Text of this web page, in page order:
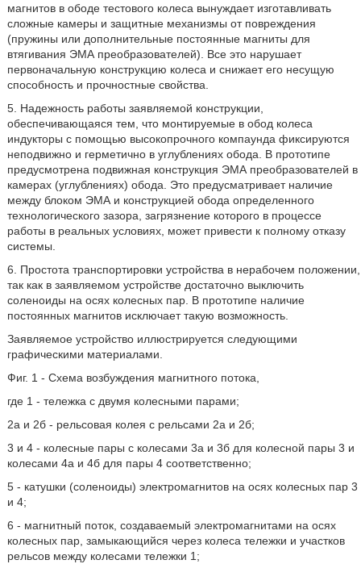
магнитов в ободе тестового колеса вынуждает изготавливать
сложные камеры и защитные механизмы от повреждения
(пружины или дополнительные постоянные магниты для
втягивания ЭМА преобразователей). Все это нарушает
первоначальную конструкцию колеса и снижает его несущую
способность и прочностные свойства.
5. Надежность работы заявляемой конструкции,
обеспечивающаяся тем, что монтируемые в обод колеса
индукторы с помощью высокопрочного компаунда фиксируются
неподвижно и герметично в углублениях обода. В прототипе
предусмотрена подвижная конструкция ЭМА преобразователей в
камерах (углублениях) обода. Это предусматривает наличие
между блоком ЭМА и конструкцией обода определенного
технологического зазора, загрязнение которого в процессе
работы в реальных условиях, может привести к полному отказу
системы.
6. Простота транспортировки устройства в нерабочем положении,
так как в заявляемом устройстве достаточно выключить
соленоиды на осях колесных пар. В прототипе наличие
постоянных магнитов исключает такую возможность.
Заявляемое устройство иллюстрируется следующими
графическими материалами.
Фиг. 1 - Схема возбуждения магнитного потока,
где 1 - тележка с двумя колесными парами;
2а и 2б - рельсовая колея с рельсами 2а и 2б;
3 и 4 - колесные пары с колесами 3а и 3б для колесной пары 3 и
колесами 4а и 4б для пары 4 соответственно;
5 - катушки (соленоиды) электромагнитов на осях колесных пар 3
и 4;
6 - магнитный поток, создаваемый электромагнитами на осях
колесных пар, замыкающийся через колеса тележки и участков
рельсов между колесами тележки 1;